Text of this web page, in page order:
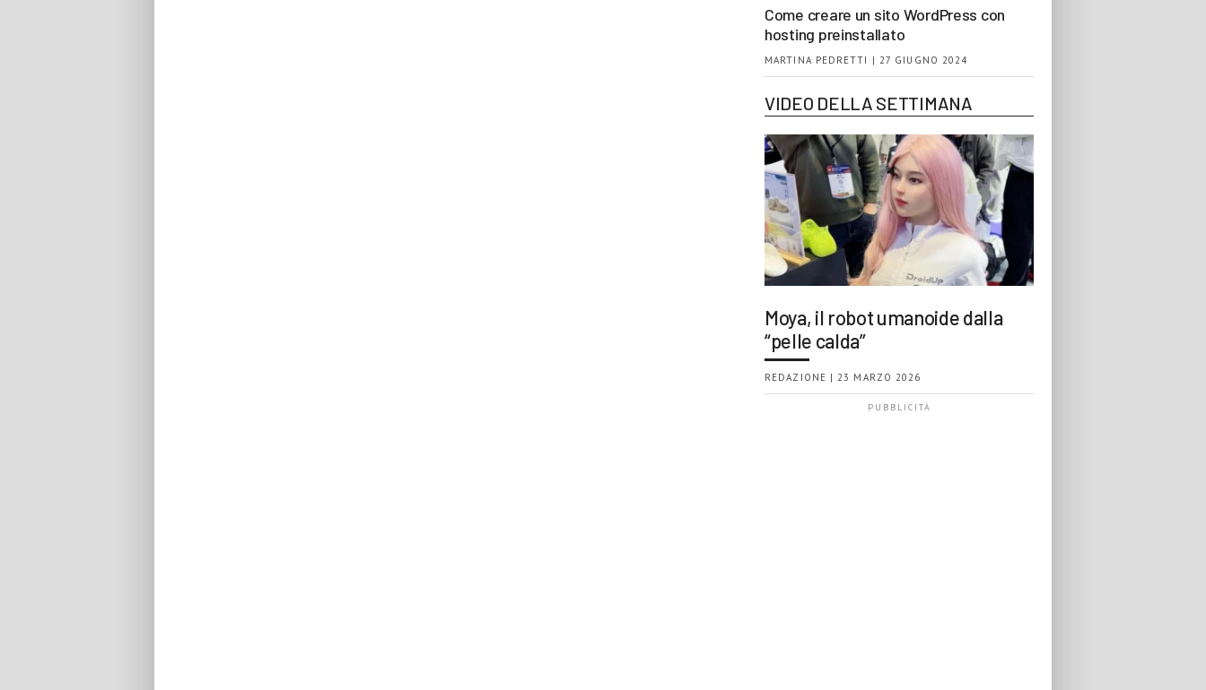
Come creare un sito WordPress con
hosting preinstallato
MARTINA PEDRETTI | 27 GIUGNO 2024
VIDEO DELLA SETTIMANA
Moya, il robot umanoide dalla
“pelle calda”
REDAZIONE | 23 MARZO 2026